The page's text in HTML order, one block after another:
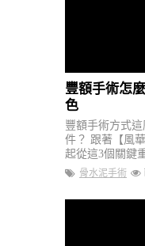
豐額手術怎
色
豐額手術方式
件？ 跟著【風
起從這3個關鍵
骨水泥手術